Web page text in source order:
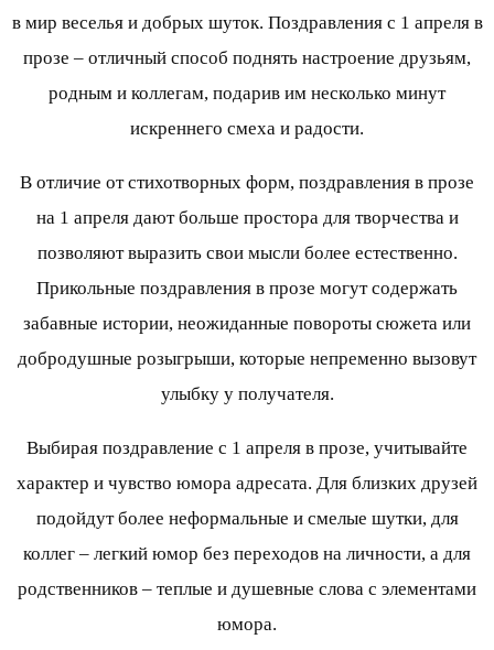
в мир веселья и добрых шуток. Поздравления с 1 апреля в
прозе – отличный способ поднять настроение друзьям,
родным и коллегам, подарив им несколько минут
искреннего смеха и радости.
В отличие от стихотворных форм, поздравления в прозе
на 1 апреля дают больше простора для творчества и
позволяют выразить свои мысли более естественно.
Прикольные поздравления в прозе могут содержать
забавные истории, неожиданные повороты сюжета или
добродушные розыгрыши, которые непременно вызовут
улыбку у получателя.
Выбирая поздравление с 1 апреля в прозе, учитывайте
характер и чувство юмора адресата. Для близких друзей
подойдут более неформальные и смелые шутки, для
коллег – легкий юмор без переходов на личности, а для
родственников – теплые и душевные слова с элементами
юмора.